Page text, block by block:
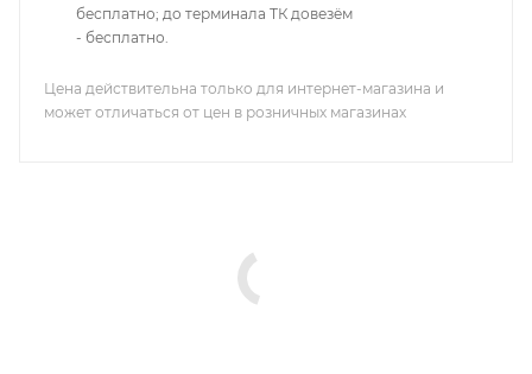
бесплатно; до терминала ТК довезём
- бесплатно.
Цена действительна только для интернет-магазина и
может отличаться от цен в розничных магазинах